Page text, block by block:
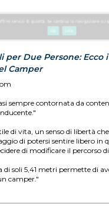
per Due Persone: Ecco
Camper
sempre contornata da
di vita, un senso di libertà
di potersi sentire libero in
di modificare il percorso
soli 5,41 metri permette di
camper."